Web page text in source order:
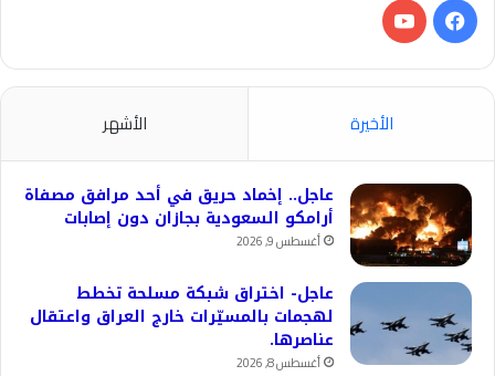
فيسبوك‫YouTube
الأخيرة الأشهر
عاجل.. إخماد حريق في أحد مرافق مصفاة
أرامكو السعودية بجازان دون إصابات
أغسطس 9, 2026
عاجل- اختراق شبكة مسلحة تخطط
لهجمات بالمسيّرات خارج العراق واعتقال
عناصرها.
أغسطس 8, 2026